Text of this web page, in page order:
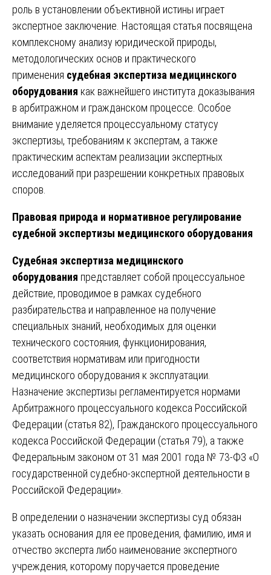
роль в установлении объективной истины играет
экспертное заключение. Настоящая статья посвящена
комплексному анализу юридической природы,
методологических основ и практического
применения судебная экспертиза медицинского
оборудования как важнейшего института доказывания
в арбитражном и гражданском процессе. Особое
внимание уделяется процессуальному статусу
экспертизы, требованиям к экспертам, а также
практическим аспектам реализации экспертных
исследований при разрешении конкретных правовых
споров.
Правовая природа и нормативное регулирование
судебной экспертизы медицинского оборудования
Судебная экспертиза медицинского
оборудования представляет собой процессуальное
действие, проводимое в рамках судебного
разбирательства и направленное на получение
специальных знаний, необходимых для оценки
технического состояния, функционирования,
соответствия нормативам или пригодности
медицинского оборудования к эксплуатации.
Назначение экспертизы регламентируется нормами
Арбитражного процессуального кодекса Российской
Федерации (статья 82), Гражданского процессуального
кодекса Российской Федерации (статья 79), а также
Федеральным законом от 31 мая 2001 года № 73-ФЗ «О
государственной судебно-экспертной деятельности в
Российской Федерации».
В определении о назначении экспертизы суд обязан
указать основания для ее проведения, фамилию, имя и
отчество эксперта либо наименование экспертного
учреждения, которому поручается проведение